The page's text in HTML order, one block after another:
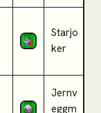
Starjo
ker
Jernv
eggm